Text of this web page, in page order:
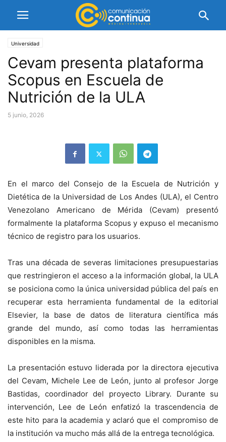
Universidad
Cevam presenta plataforma
Scopus en Escuela de
Nutrición de la ULA
5 junio, 2026
En el marco del Consejo de la Escuela de Nutrición y
Dietética de la Universidad de Los Andes (ULA), el Centro
Venezolano Americano de Mérida (Cevam) presentó
formalmente la plataforma Scopus y expuso el mecanismo
técnico de registro para los usuarios.
Tras una década de severas limitaciones presupuestarias
que restringieron el acceso a la información global, la ULA
se posiciona como la única universidad pública del país en
recuperar esta herramienta fundamental de la editorial
Elsevier, la base de datos de literatura científica más
grande del mundo, así como todas las herramientas
disponibles en la misma.
La presentación estuvo liderada por la directora ejecutiva
del Cevam, Michele Lee de León, junto al profesor Jorge
Bastidas, coordinador del proyecto Library. Durante su
intervención, Lee de León enfatizó la trascendencia de
este hito para la academia y aclaró que el compromiso de
la institución va mucho más allá de la entrega tecnológica.